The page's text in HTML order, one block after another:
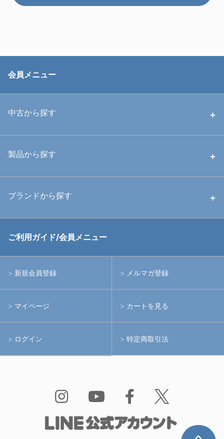
会員メニュー
中古から探す
中古ハウジング
中古アームシステム
製品から探す
ハウジング
ライト
アームシステム
アクションカメラ(GoPro等)
水中用品
ブランドから探す
RGBlue
イノン
ご利用ガイド/会員メニュー
新規会員登録 メルマガ登録
マイページ カートを見る
ログイン 特定商取引法